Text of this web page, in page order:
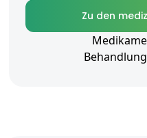
Zu den